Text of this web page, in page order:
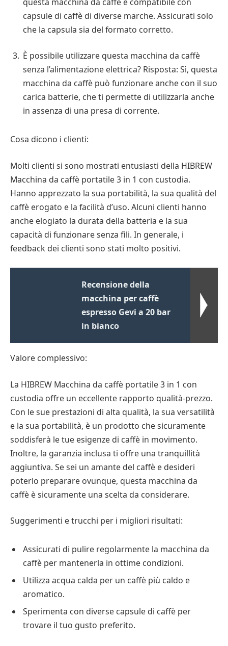
capsule di caffè di diverse marche. Assicurati solo
che la capsula sia del formato corretto.
È possibile utilizzare questa macchina da caffè
senza l’alimentazione elettrica? Risposta: Sì, questa
macchina da caffè può funzionare anche con il suo
carica batterie, che ti permette di utilizzarla anche
in assenza di una presa di corrente.
Cosa dicono i clienti:
Molti clienti si sono mostrati entusiasti della HIBREW
Macchina da caffè portatile 3 in 1 con custodia.
Hanno apprezzato la sua portabilità, la sua qualità del
caffè erogato e la facilità d’uso. Alcuni clienti hanno
anche elogiato la durata della batteria e la sua
capacità di funzionare senza fili. In generale, i
feedback dei clienti sono stati molto positivi.
Recensione della
macchina per caffè
espresso Gevi a 20 bar
in bianco
Valore complessivo:
La HIBREW Macchina da caffè portatile 3 in 1 con
custodia offre un eccellente rapporto qualità-prezzo.
Con le sue prestazioni di alta qualità, la sua versatilità
e la sua portabilità, è un prodotto che sicuramente
soddisferà le tue esigenze di caffè in movimento.
Inoltre, la garanzia inclusa ti offre una tranquillità
aggiuntiva. Se sei un amante del caffè e desideri
poterlo preparare ovunque, questa macchina da
caffè è sicuramente una scelta da considerare.
Suggerimenti e trucchi per i migliori risultati:
Assicurati di pulire regolarmente la macchina da
caffè per mantenerla in ottime condizioni.
Utilizza acqua calda per un caffè più caldo e
aromatico.
Sperimenta con diverse capsule di caffè per
trovare il tuo gusto preferito.